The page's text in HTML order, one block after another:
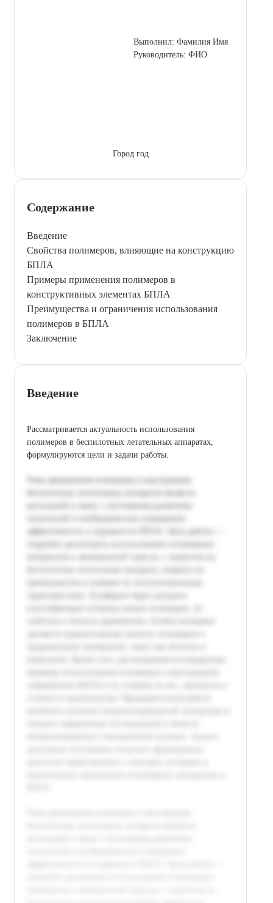
Выполнил: Фамилия Имя
Руководитель: ФИО
Город год
Содержание
Введение
Свойства полимеров, влияющие на конструкцию
БПЛА
Примеры применения полимеров в
конструктивных элементах БПЛА
Преимущества и ограничения использования
полимеров в БПЛА
Заключение
Введение
Рассматривается актуальность использования
полимеров в беспилотных летательных аппаратах,
формулируются цели и задачи работы.